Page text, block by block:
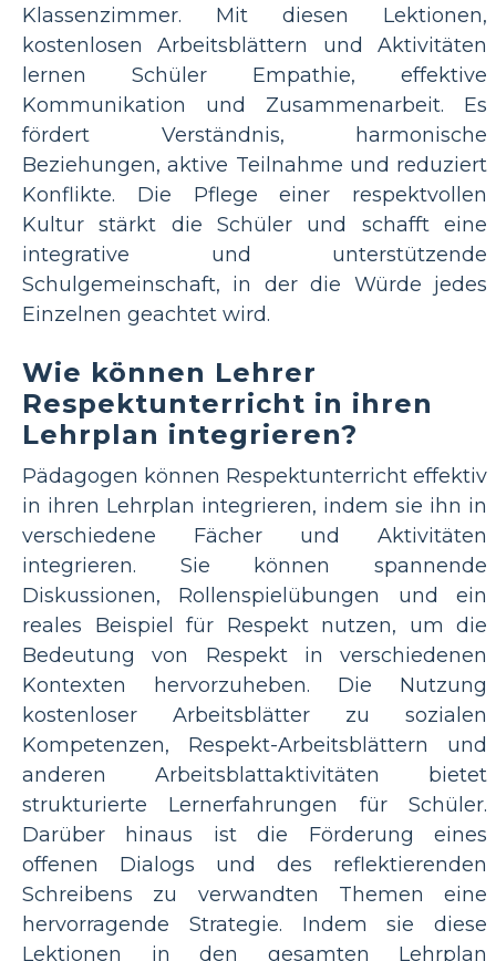
Klassenzimmer. Mit diesen Lektionen,
kostenlosen Arbeitsblättern und Aktivitäten
lernen Schüler Empathie, effektive
Kommunikation und Zusammenarbeit. Es
fördert Verständnis, harmonische
Beziehungen, aktive Teilnahme und reduziert
Konflikte. Die Pflege einer respektvollen
Kultur stärkt die Schüler und schafft eine
integrative und unterstützende
Schulgemeinschaft, in der die Würde jedes
Einzelnen geachtet wird.
Wie können Lehrer
Respektunterricht in ihren
Lehrplan integrieren?
Pädagogen können Respektunterricht effektiv
in ihren Lehrplan integrieren, indem sie ihn in
verschiedene Fächer und Aktivitäten
integrieren. Sie können spannende
Diskussionen, Rollenspielübungen und ein
reales Beispiel für Respekt nutzen, um die
Bedeutung von Respekt in verschiedenen
Kontexten hervorzuheben. Die Nutzung
kostenloser Arbeitsblätter zu sozialen
Kompetenzen, Respekt-Arbeitsblättern und
anderen Arbeitsblattaktivitäten bietet
strukturierte Lernerfahrungen für Schüler.
Darüber hinaus ist die Förderung eines
offenen Dialogs und des reflektierenden
Schreibens zu verwandten Themen eine
hervorragende Strategie. Indem sie diese
Lektionen in den gesamten Lehrplan